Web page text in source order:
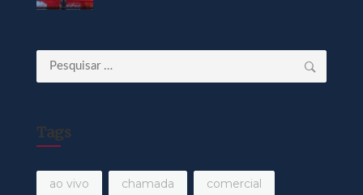
Pesquisar
por:
Tags
ao vivo chamada comercial